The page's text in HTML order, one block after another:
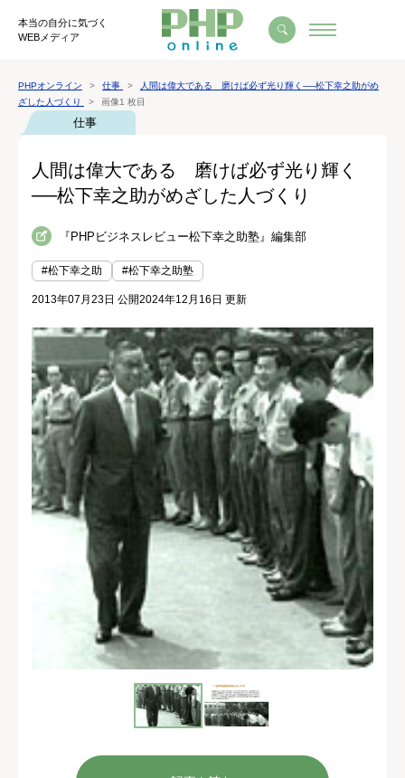
本当の自分に気づく
WEBメディア
PHPオンライン 仕事
人間は偉大である 磨けば必ず光り輝く──松下幸之助がめ
ざした人づくり
画像1 枚目
仕事
人間は偉大である 磨けば必ず光り輝く
──松下幸之助がめざした人づくり
『PHPビジネスレビュー松下幸之助塾』編集部
#松下幸之助 #松下幸之助塾
2013年07月23日 公開2024年12月16日 更新